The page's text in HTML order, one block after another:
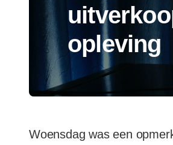
opleving
Woensdag was een